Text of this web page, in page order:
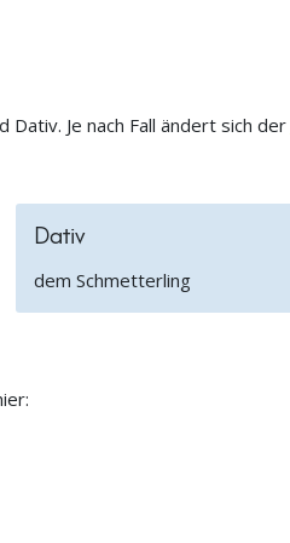
Dativ. Je nach Fall ändert sich der
Dativ
dem Schmetterling